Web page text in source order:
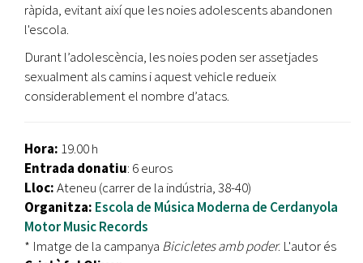
ràpida, evitant així que les noies adolescents abandonen
l'escola.
Durant l’adolescència, les noies poden ser assetjades
sexualment als camins i aquest vehicle redueix
considerablement el nombre d’atacs.
Hora: 19.00 h
Entrada donatiu: 6 euros
Lloc:Ateneu (carrer de la indústria, 38-40)
Organitza: Escola de Música Moderna de Cerdanyola
Motor Music Records
* Imatge de la campanya Bicicletes amb poder. L'autor és